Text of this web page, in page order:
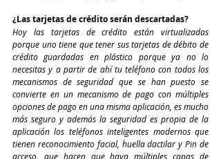
¿Las tarjetas de crédito serán descartadas?
Hoy las tarjetas de crédito están virtualizadas
porque uno tiene que tener sus tarjetas de débito de
crédito guardadas en plástico porque ya no lo
necesitas y a partir de ahí tu teléfono con todos los
mecanismos de seguridad que se han puesto se
convierte en un mecanismo de pago con múltiples
opciones de pago en una misma aplicación, es mucho
más seguro y además la seguridad es propia de la
aplicación los teléfonos inteligentes modernos que
tienen reconocimiento facial, huella dactilar y Pin de
acceso, que hacen que haya múltiples capas de